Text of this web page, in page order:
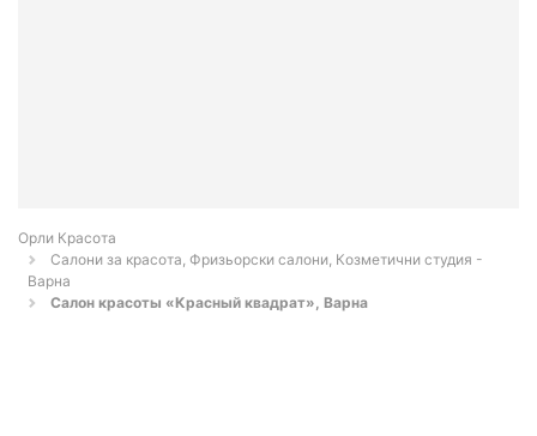
Орли Красота
Салони за красота, Фризьорски салони, Козметични студия -
Варна
Салон красоты «Красный квадрат», Варна